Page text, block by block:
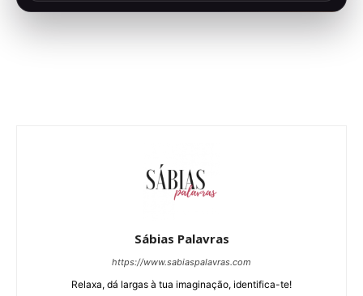
Sábias Palavras
https://www.sabiaspalavras.com
Relaxa, dá largas à tua imaginação, identifica-te!